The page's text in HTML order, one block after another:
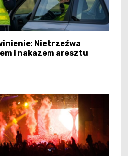
Nietrzeźwa
i nakazem aresztu